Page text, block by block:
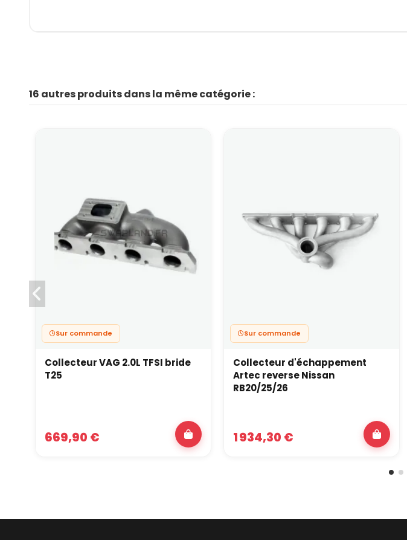
16 autres produits dans la même catégorie :
Sur commande
Collecteur VAG 2.0L TFSI bride
T25
669,90 €
Sur commande
Collecteur d'échappement
Artec reverse Nissan
RB20/25/26
1 934,30 €